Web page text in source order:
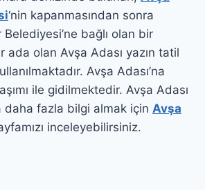
‘nin kapanmasından sonra
bağlı olan bir
ada olan Avşa Adası yazın tatil
Avşa Adası’na
ile gidilmektedir. Avşa Adası
daha fazla bilgi almak için Avşa
inceleyebilirsiniz.